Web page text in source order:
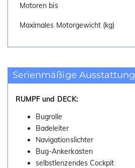
Motoren bis
Maximales Motorgewicht (kg)
Serienmäßige Ausstattung
RUMPF und DECK:
Bugrolle
Badeleiter
Navigationslichter
Bug-Ankerkasten
selbstlenzendes Cockpit